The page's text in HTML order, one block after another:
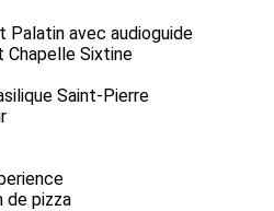
Palatin avec audioguide
Chapelle Sixtine
Saint-Pierre
de pizza